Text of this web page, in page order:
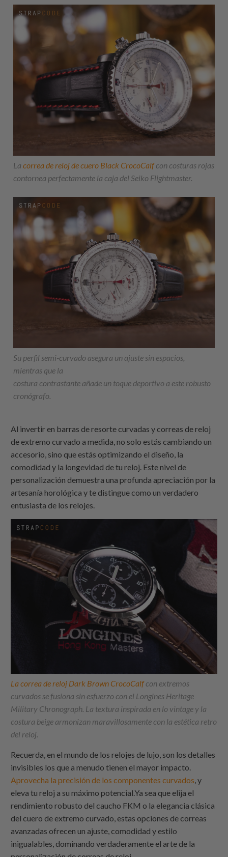
Lacorrea de reloj de cuero Black CrocoCalfcon costuras rojas
contornea perfectamente la caja del Seiko Flightmaster.
Su perfil semi-curvado asegura un ajuste sin espacios,
mientras que la
costura contrastante añade un toque deportivo a este robusto
cronógrafo.
Al invertir en barras de resorte curvadas y correas de reloj
de extremo curvado a medida, no solo estás cambiando un
accesorio, sino que estás optimizando el diseño, la
comodidad y la longevidad de tu reloj. Este nivel de
personalización demuestra una profunda apreciación por la
artesanía horológica y te distingue como un verdadero
entusiasta de los relojes.
La correa de reloj Dark Brown CrocoCalfcon extremos
curvados se fusiona sin esfuerzo con el Longines Heritage
Military Chronograph. La textura inspirada en lo vintage y la
costura beige armonizan maravillosamente con la estética retro
del reloj.
Recuerda, en el mundo de los relojes de lujo, son los detalles
invisibles los que a menudo tienen el mayor impacto.
Aprovecha la precisión de los componentes curvados, y
eleva tu reloj a su máximo potencial.Ya sea que elija el
rendimiento robusto del caucho FKM o la elegancia clásica
del cuero de extremo curvado, estas opciones de correas
avanzadas ofrecen un ajuste, comodidad y estilo
inigualables, dominando verdaderamente el arte de la